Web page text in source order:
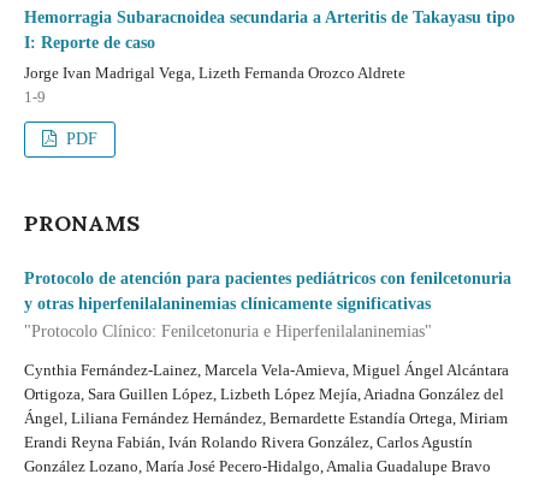
Hemorragia Subaracnoidea secundaria a Arteritis de Takayasu tipo
I: Reporte de caso
Jorge Ivan Madrigal Vega, Lizeth Fernanda Orozco Aldrete
1-9
PDF
PRONAMS
Protocolo de atención para pacientes pediátricos con fenilcetonuria
y otras hiperfenilalaninemias clínicamente significativas
"Protocolo Clínico: Fenilcetonuria e Hiperfenilalaninemias"
Cynthia Fernández-Lainez, Marcela Vela-Amieva, Miguel Ángel Alcántara
Ortigoza, Sara Guillen López, Lizbeth López Mejía, Ariadna González del
Ángel, Liliana Fernández Hernández, Bernardette Estandía Ortega, Miriam
Erandi Reyna Fabián, Iván Rolando Rivera González, Carlos Agustín
González Lozano, María José Pecero-Hidalgo, Amalia Guadalupe Bravo